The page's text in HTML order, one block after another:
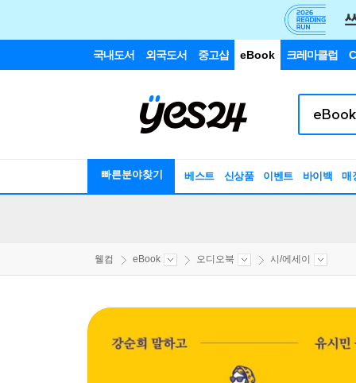
국내도서 외국도서 중고샵 eBook 크레마클럽
빠른분야찾기 베스트 신상품 이벤트 바이백 매
웰컴 eBook 오디오북 시/에세이